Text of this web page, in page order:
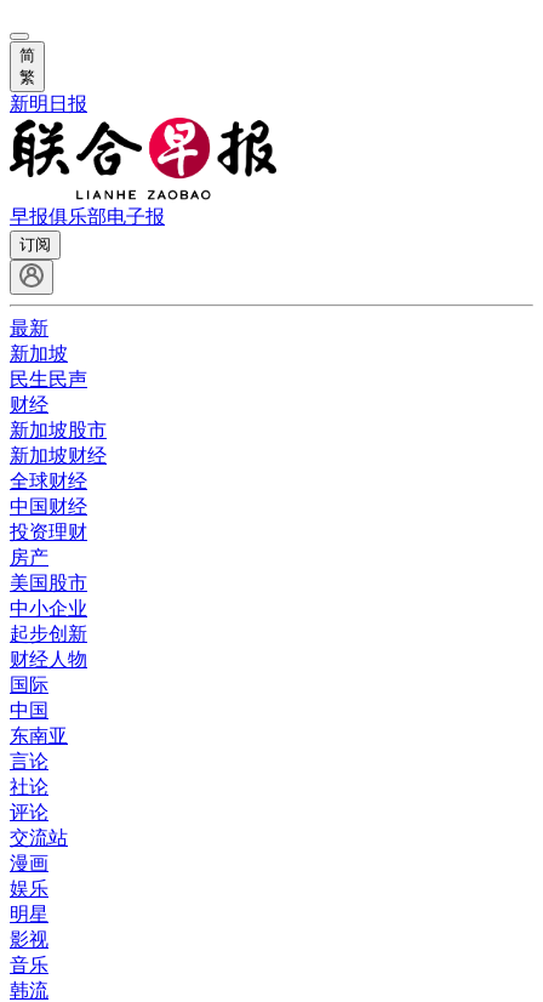
简
繁
新明日报
早报俱乐部电子报
订阅
最新
新加坡
民生民声
财经
新加坡股市
新加坡财经
全球财经
中国财经
投资理财
房产
美国股市
中小企业
起步创新
财经人物
国际
中国
东南亚
言论
社论
评论
交流站
漫画
娱乐
明星
影视
音乐
韩流